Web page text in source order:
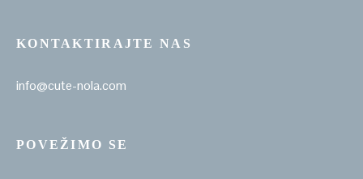
KONTAKTIRAJTE NAS
info@cute-nola.com
POVEŽIMO SE